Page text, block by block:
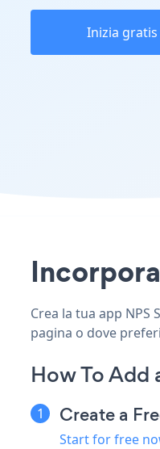
Inizia gratis
Crea la tua app
pagina o dove
How To Add
Create a
Start for free